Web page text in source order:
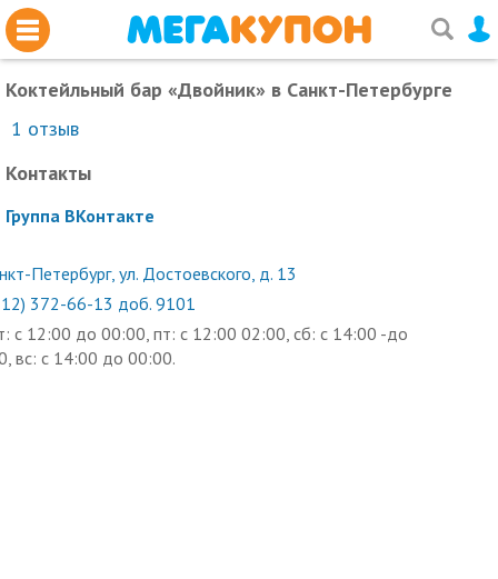
Коктейльный бар «Двойник» в Санкт-Петербурге
1 отзыв
Контакты
Группа ВКонтакте
Петербург, ул. Достоевского, д. 13
372-66-13 доб. 9101
с 12:00 до 00:00, пт: с 12:00 02:00, сб: с 14:00 -до
вс: с 14:00 до 00:00.